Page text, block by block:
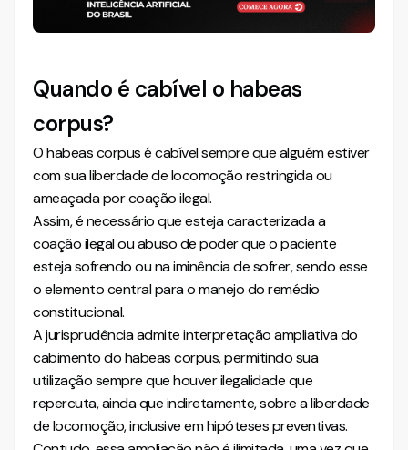
Perguntas Frequentes - FAQ
Quem pode impetrar habeas corpus?
Habeas corpus substitui recurso?
É possível habeas corpus contra decisão judicial?
Cabe habeas corpus para discutir prova?
Cabe habeas corpus contra pena de multa?
Pessoa jurídica pode ser paciente em habeas corpus?
Habeas corpus pode ser preventivo?
Habeas corpus tem custas?
Conclusão
Mais conhecimento para você
Conheça também nossa INTELIGÊNCIA ARTIFICIAL!
Quando é cabível o habeas
corpus?
O habeas corpus é cabível sempre que alguém estiver
com sua liberdade de locomoção restringida ou
ameaçada por coação ilegal.
Assim, é necessário que esteja caracterizada a
coação ilegal ou abuso de poder que o paciente
esteja sofrendo ou na iminência de sofrer, sendo esse
o elemento central para o manejo do remédio
constitucional.
A jurisprudência admite interpretação ampliativa do
cabimento do habeas corpus, permitindo sua
utilização sempre que houver ilegalidade que
repercuta, ainda que indiretamente, sobre a liberdade
de locomoção, inclusive em hipóteses preventivas.